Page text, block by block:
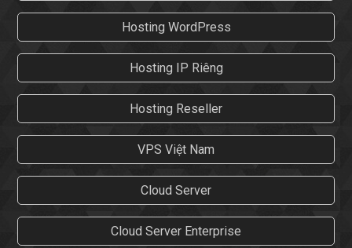
Hosting WordPress
Hosting IP Riêng
Hosting Reseller
VPS Việt Nam
Cloud Server
Cloud Server Enterprise